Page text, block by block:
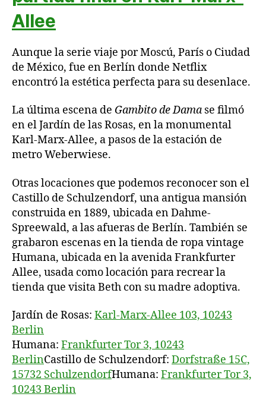
Allee
Aunque la serie viaje por Moscú, París o Ciudad
de México, fue en Berlín donde Netflix
encontró la estética perfecta para su desenlace.
La última escena de Gambito de Dama se filmó
en el Jardín de las Rosas, en la monumental
Karl-Marx-Allee, a pasos de la estación de
metro Weberwiese.
Otras locaciones que podemos reconocer son el
Castillo de Schulzendorf, una antigua mansión
construida en 1889, ubicada en Dahme-
Spreewald, a las afueras de Berlín. También se
grabaron escenas en la tienda de ropa vintage
Humana, ubicada en la avenida Frankfurter
Allee, usada como locación para recrear la
tienda que visita Beth con su madre adoptiva.
Jardín de Rosas: Karl-Marx-Allee 103, 10243
Berlin
Humana: Frankfurter Tor 3, 10243
BerlinCastillo de Schulzendorf: Dorfstraße 15C,
15732 SchulzendorfHumana: Frankfurter Tor 3,
10243 Berlin